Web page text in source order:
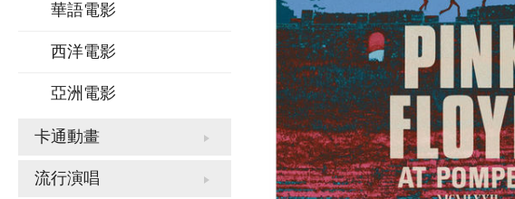
華語電影
西洋電影
亞洲電影
卡通動畫
流行演唱